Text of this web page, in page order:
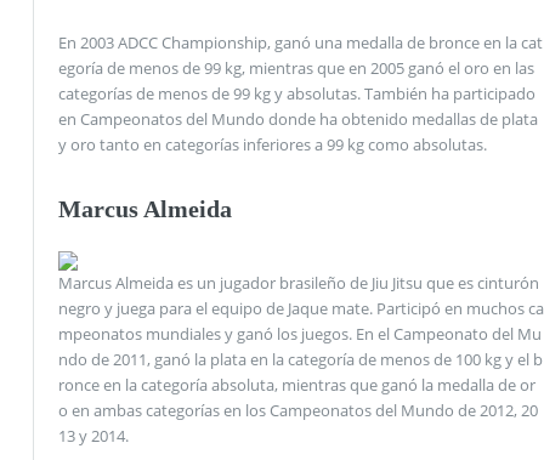
En 2003 ADCC Championship, ganó una medalla de bronce en la cat
egoría de menos de 99 kg, mientras que en 2005 ganó el oro en las
categorías de menos de 99 kg y absolutas. También ha participado
en Campeonatos del Mundo donde ha obtenido medallas de plata
y oro tanto en categorías inferiores a 99 kg como absolutas.
Marcus Almeida
Marcus Almeida es un jugador brasileño de Jiu Jitsu que es cinturón
negro y juega para el equipo de Jaque mate. Participó en muchos ca
mpeonatos mundiales y ganó los juegos. En el Campeonato del Mu
ndo de 2011, ganó la plata en la categoría de menos de 100 kg y el b
ronce en la categoría absoluta, mientras que ganó la medalla de or
o en ambas categorías en los Campeonatos del Mundo de 2012, 20
13 y 2014.